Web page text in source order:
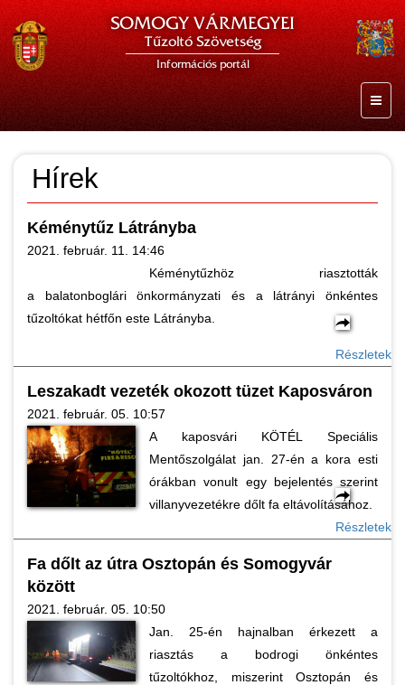
SOMOGY VÁRMEGYEI
Tűzoltó Szövetség
Információs portál
Hírek
Kéménytűz Látrányba
2021. február. 11. 14:46
Kéménytűzhöz riasztották
a balatonboglári önkormányzati és a látrányi önkéntes
tűzoltókat hétfőn este Látrányba.
Részletek
Leszakadt vezeték okozott tüzet Kaposváron
2021. február. 05. 10:57
A kaposvári KÖTÉL Speciális
Mentőszolgálat jan. 27-én a kora esti
órákban vonult egy bejelentés szerint
villanyvezetékre dőlt fa eltávolításához.
Részletek
Fa dőlt az útra Osztopán és Somogyvár
között
2021. február. 05. 10:50
Jan. 25-én hajnalban érkezett a
riasztás a bodrogi önkéntes
tűzoltókhoz, miszerint Osztopán és